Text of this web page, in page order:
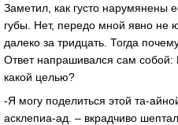
Заметил, как густо нарумянены
губы. Нет, передо мной явно
далеко за тридцать. Тогда
Ответ напрашивался сам собой:
какой целью?
-Я могу поделиться этой та-
асклепиа-ад. – вкрадчиво